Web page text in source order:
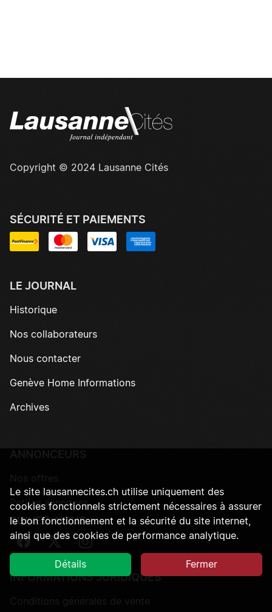
Copyright © 2024 Lausanne Cités
SÉCURITÉ ET PAIEMENTS
LE JOURNAL
Historique
Nos collaborateurs
Nous contacter
Genève Home Informations
Archives
Petites annonces
SUIVEZ-NOUS
Suivez-nous sur Facebook
Suivez-nous sur Twitter
Suivez-nous sur Instagram
INFORMATIONS JURIDIQUES
Le site lausannecites.ch utilise uniquement des
cookies fonctionnels strictement nécessaires à assurer
le bon fonctionnement et la sécurité du site internet,
ainsi que des cookies de performance analytique.
Détails Fermer